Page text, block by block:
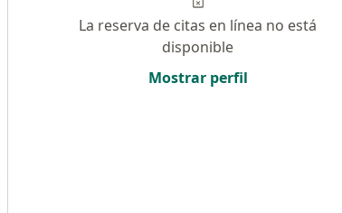
La reserva de citas en línea no está
disponible
Mostrar perfil